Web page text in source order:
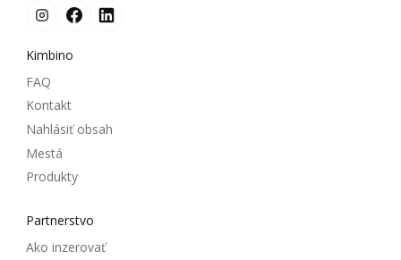
Kimbino
FAQ
Kontakt
Nahlásiť obsah
Mestá
Produkty
Partnerstvo
Ako inzerovať